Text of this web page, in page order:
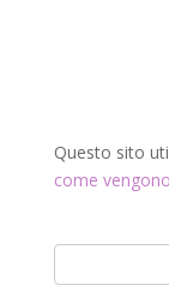
Questo sito
come